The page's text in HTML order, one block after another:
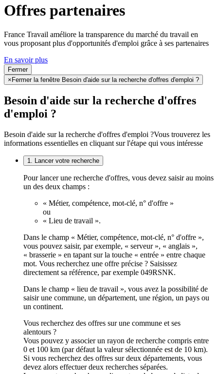
Offres partenaires
France Travail améliore la transparence du marché du travail en
vous proposant plus d'opportunités d'emploi grâce à ses partenaires
En savoir plus
Fermer
×Fermer la fenêtre Besoin d'aide sur la recherche d'offres d'emploi ?
Besoin d'aide sur la recherche d'offres
d'emploi ?
Besoin d'aide sur la recherche d'offres d'emploi ?Vous trouverez les
informations essentielles en cliquant sur l'étape qui vous intéresse
1. Lancer votre recherche
Pour lancer une recherche d'offres, vous devez saisir au moins
un des deux champs :
« Métier, compétence, mot-clé, n° d'offre »
ou
« Lieu de travail ».
Dans le champ « Métier, compétence, mot-clé, n° d'offre »,
vous pouvez saisir, par exemple, « serveur », « anglais »,
« brasserie » en tapant sur la touche « entrée » entre chaque
mot. Vous recherchez une offre précise ? Saisissez
directement sa référence, par exemple 049RSNK.
Dans le champ « lieu de travail », vous avez la possibilité de
saisir une commune, un département, une région, un pays ou
un continent.
Vous recherchez des offres sur une commune et ses
alentours ?
Vous pouvez y associer un rayon de recherche compris entre
0 et 100 km (par défaut la valeur sélectionnée est de 10 km).
Si vous recherchez des offres sur deux départements, vous
devez alors effectuer deux recherches séparées.